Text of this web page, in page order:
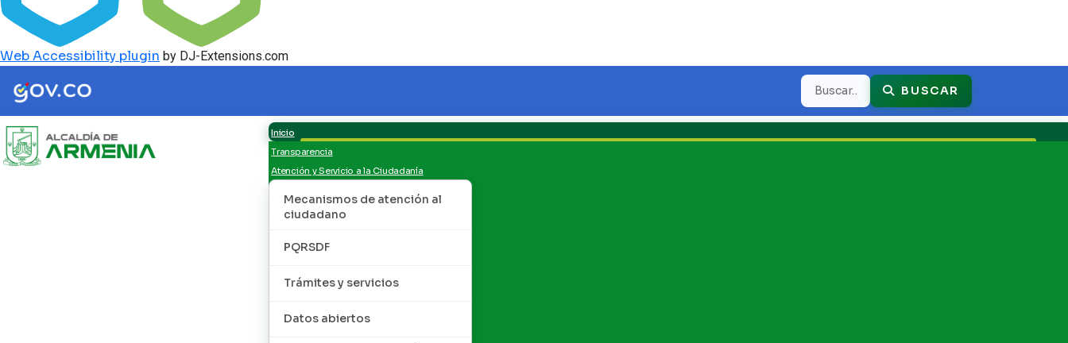
Web Accessibility plugin by DJ-Extensions.com
Buscar BUSCAR
Inicio
Transparencia
Atención y Servicio a la Ciudadanía
Mecanismos de atención al
ciudadano
PQRSDF
Trámites y servicios
Datos abiertos